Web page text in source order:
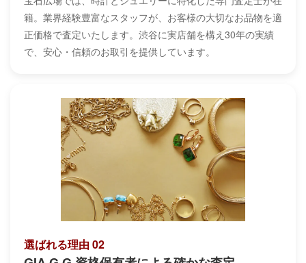
籍。業界経験豊富なスタッフが、お客様の大切なお品物を適
正価格で査定いたします。渋谷に実店舗を構え30年の実績
で、安心・信頼のお取引を提供しています。
選ばれる理由 02